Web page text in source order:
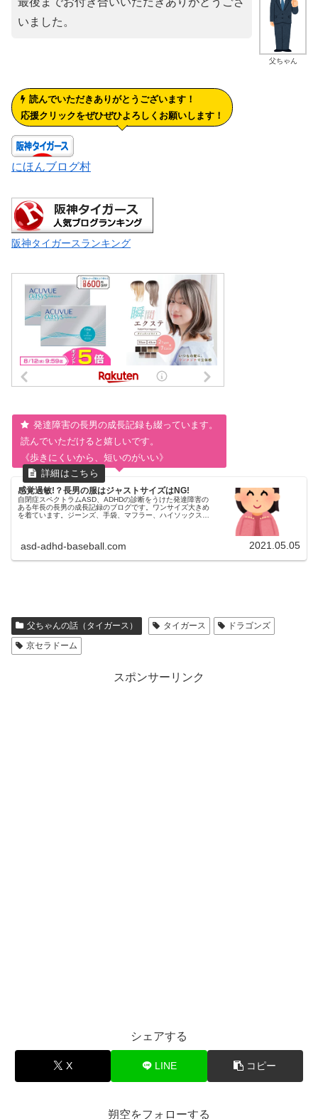
父ちゃん
いました。
読んでいただきありがとうございます！
応援クリックをぜひぜひよろしくお願いします！
にほんブログ村
阪神タイガースランキング
発達障害の長男の成長記録も綴っています。
読んでいただけると嬉しいです。
《歩きにくいから、短いのがいい》
感覚過敏!？長男の服はジャストサイズはNG!
自閉症スペクトラムASD、ADHDの診断をうけた発達障害の
ある年長の長男の成長記録のブログです。ワンサイズ大きめ
を着ています。ジーンズ、手袋、マフラー、ハイソックス、
asd-adhd-baseball.com 2021.05.05
父ちゃんの話（タイガース） タイガース
ドラゴンズ
京セラドーム
スポンサーリンク
シェアする
X LINE コピー
朔空をフォローする